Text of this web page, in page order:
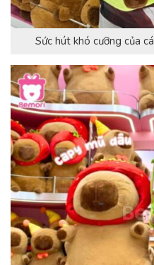
Sức hút khó cưỡng của